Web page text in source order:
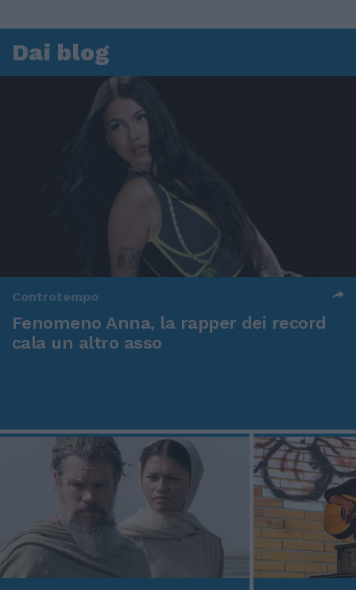
Dai blog
Controtempo
Fenomeno Anna, la rapper dei record
cala un altro asso